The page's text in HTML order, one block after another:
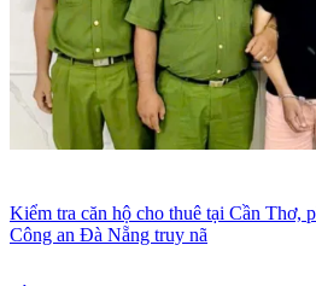
Kiểm tra căn hộ cho thuê tại Cần Thơ,
Công an Đà Nẵng truy nã